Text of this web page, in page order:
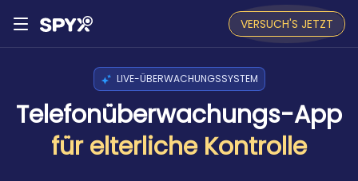
VERSUCH'S JETZT
LIVE-ÜBERWACHUNGSSYSTEM
Telefonüberwachungs-App
für elterliche Kontrolle